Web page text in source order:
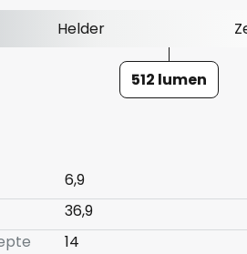
Helder
512 lumen
6,9
36,9
14